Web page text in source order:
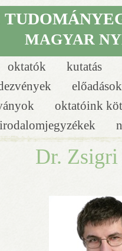
MAGYAR
oktatók
kutatás
oktatóink
irodalomjegyzékek
Dr.